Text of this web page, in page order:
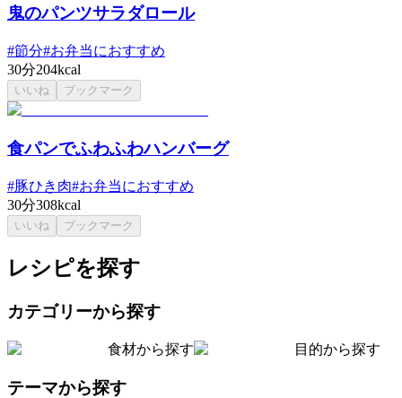
鬼のパンツサラダロール
#節分#お弁当におすすめ
30分204kcal
いいね ブックマーク
食パンでふわふわハンバーグ
#豚ひき肉#お弁当におすすめ
30分308kcal
いいね ブックマーク
レシピを探す
カテゴリーから探す
食材から探す 目的から探す
テーマから探す